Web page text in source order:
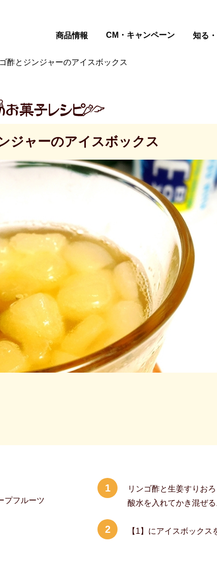
商品情報 CM・キャンペーン 知る
酢とジンジャーのアイスボックス
ジャーのアイスボックス
プフルーツ
1
リンゴ酢と生姜すりお
酸水を入れてかき混ぜる
2 【1】にアイスボックス